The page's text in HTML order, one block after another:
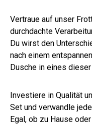
Vertraue auf unser
durchdachte
Du wirst den
nach einem
Dusche in eines
Investiere in Qualität
Set und verwandle
Egal, ob zu Hause